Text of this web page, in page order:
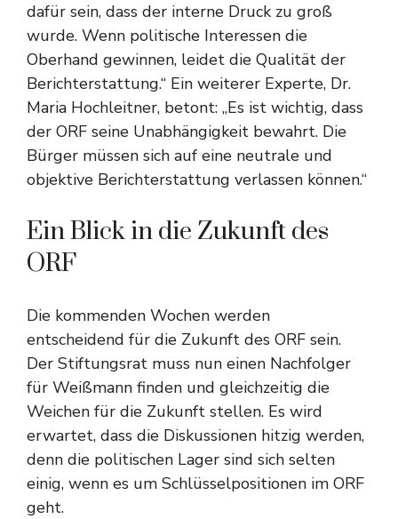
dafür sein, dass der interne Druck zu groß
wurde. Wenn politische Interessen die
Oberhand gewinnen, leidet die Qualität der
Berichterstattung.“ Ein weiterer Experte, Dr.
Maria Hochleitner, betont: „Es ist wichtig, dass
der ORF seine Unabhängigkeit bewahrt. Die
Bürger müssen sich auf eine neutrale und
objektive Berichterstattung verlassen können.“
Ein Blick in die Zukunft des
ORF
Die kommenden Wochen werden
entscheidend für die Zukunft des ORF sein.
Der Stiftungsrat muss nun einen Nachfolger
für Weißmann finden und gleichzeitig die
Weichen für die Zukunft stellen. Es wird
erwartet, dass die Diskussionen hitzig werden,
denn die politischen Lager sind sich selten
einig, wenn es um Schlüsselpositionen im ORF
geht.